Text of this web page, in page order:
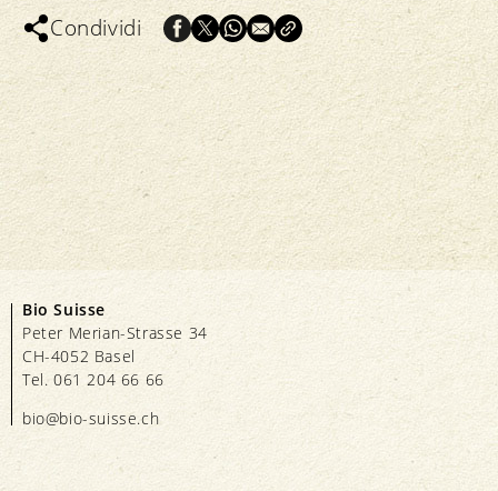
Condividi
Bio Suisse
Peter Merian-Strasse 34
CH-4052 Basel
Tel. 061 204 66 66
bio@bio-suisse.ch